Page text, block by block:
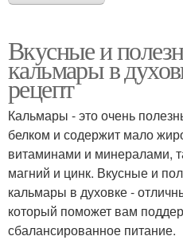
Вкусные и
кальмары в
рецепт
Кальмары - это очень
белком и содержит мало
витаминами и минералами,
магний и цинк. Вкусные и
кальмары в духовке -
который поможет вам
сбалансированное питание.